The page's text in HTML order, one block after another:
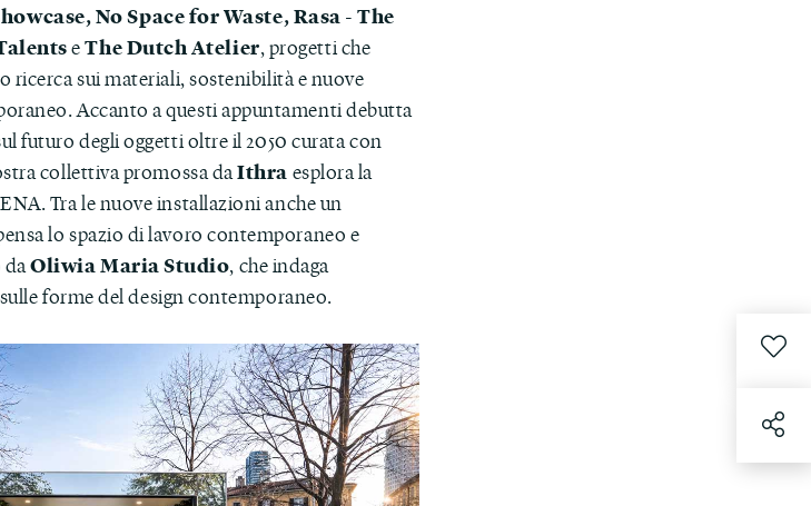
No Space for Waste, Rasa - The
eThe Dutch Atelier, progetti che
ricerca sui materiali, sostenibilità e nuove
Accanto a questi appuntamenti debutta
futuro degli oggetti oltre il 2050 curata con
collettiva promossa daIthra esplora la
Tra le nuove installazioni anche un
lo spazio di lavoro contemporaneo e
daOliwia Maria Studio, che indaga
forme del design contemporaneo.